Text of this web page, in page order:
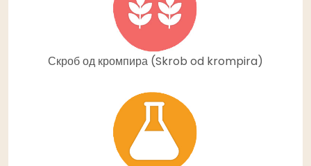
Скроб од кромпира (Skrob od krompira)